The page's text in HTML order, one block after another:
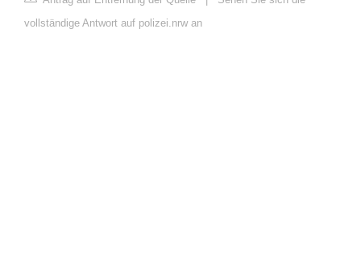
vollständige Antwort auf polizei.nrw an